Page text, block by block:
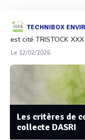
TECHNIBOX
est cité TRISTOCK XXX
Le 12/02/2026
Les critères de
collecte DASRI